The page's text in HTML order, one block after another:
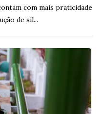
com mais praticidade
de sil...